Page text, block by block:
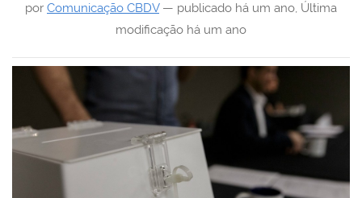
por Comunicação CBDV— publicado há um ano, Última
modificação há um ano